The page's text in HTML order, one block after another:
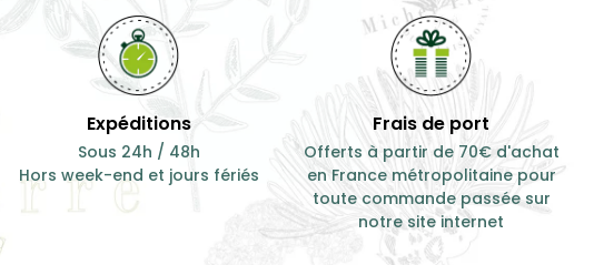
Expéditions
Sous 24h / 48h
Hors week-end et jours fériés
Frais de port
Offerts à partir de 70€ d'achat
en France métropolitaine pour
toute commande passée sur
notre site internet